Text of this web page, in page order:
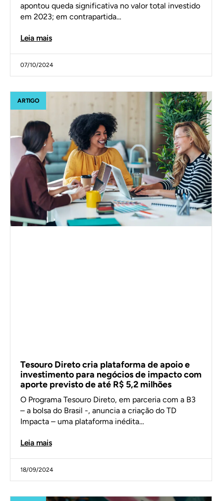
apontou queda significativa no valor total investido
em 2023; em contrapartida…
Leia mais
07/10/2024
ARTIGO
Tesouro Direto cria plataforma de apoio e
investimento para negócios de impacto com
aporte previsto de até R$ 5,2 milhões
O Programa Tesouro Direto, em parceria com a B3
– a bolsa do Brasil -, anuncia a criação do TD
Impacta – uma plataforma inédita…
Leia mais
18/09/2024